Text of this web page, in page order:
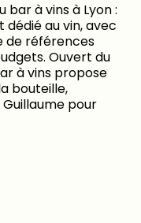
bar à vins à Lyon :
dédié au vin, avec
de références
Ouvert du
à vins propose
bouteille,
pour